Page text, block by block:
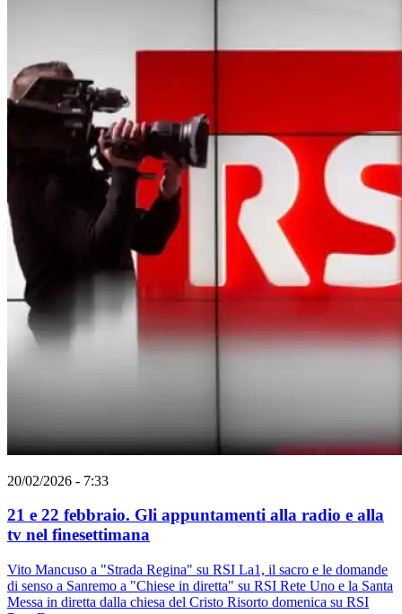
20/02/2026 - 7:33
21 e 22 febbraio. Gli appuntamenti alla radio e alla
tv nel finesettimana
Vito Mancuso a "Strada Regina" su RSI La1, il sacro e le domande
di senso a Sanremo a "Chiese in diretta" su RSI Rete Uno e la Santa
Messa in diretta dalla chiesa del Cristo Risorto domenica su RSI